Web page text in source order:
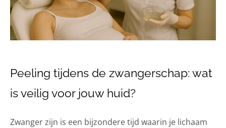
Peeling tijdens de zwangerschap: wat
is veilig voor jouw huid?
Zwanger zijn is een bijzondere tijd waarin je lichaam